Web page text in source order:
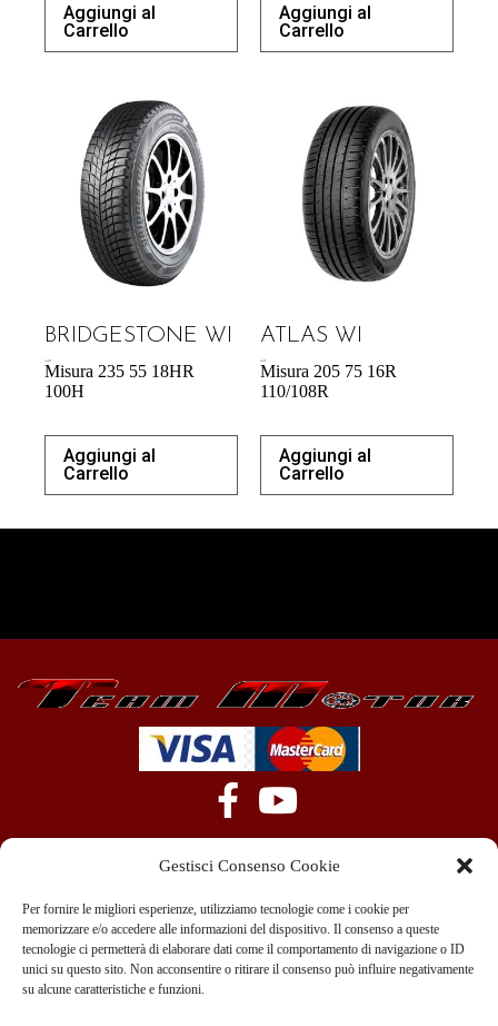
Gestisci Consenso Cookie
Per fornire le migliori esperienze, utilizziamo tecnologie come i cookie per
memorizzare e/o accedere alle informazioni del dispositivo. Il consenso a queste
tecnologie ci permetterà di elaborare dati come il comportamento di navigazione o ID
unici su questo sito. Non acconsentire o ritirare il consenso può influire negativamente
su alcune caratteristiche e funzioni.
Aggiungi al
Carrello
Aggiungi al
Carrello
BRIDGESTONE WI
Misura 235 55 18HR
100H
Aggiungi al
Carrello
ATLAS WI
Misura 205 75 16R
110/108R
Aggiungi al
Carrello
+39 351 970 89 33
info@teammotor.it